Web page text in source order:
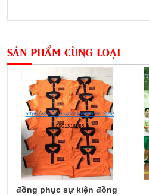
SẢN PHẨM CÙNG LOẠI
đồng phục sự kiện đồng